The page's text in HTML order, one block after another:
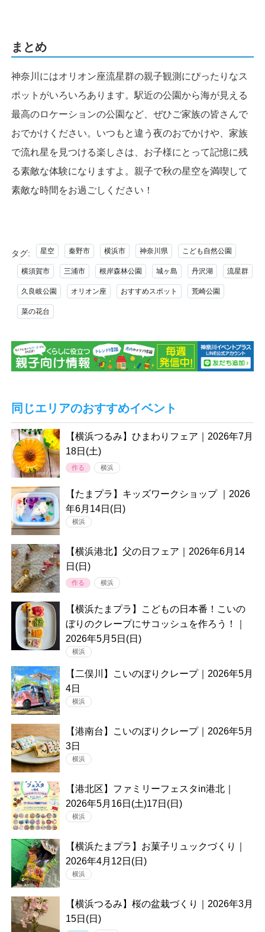
まとめ
神奈川にはオリオン座流星群の親子観測にぴったりなス
ポットがいろいろあります。駅近の公園から海が見える
最高のロケーションの公園など、ぜひご家族の皆さんで
おでかけください。いつもと違う夜のおでかけや、家族
で流れ星を見つける楽しさは、お子様にとって記憶に残
る素敵な体験になりますよ。親子で秋の星空を満喫して
素敵な時間をお過ごしください！
タグ: 星空 秦野市 横浜市 神奈川県 こども自然公園
横須賀市 三浦市 根岸森林公園 城ヶ島 丹沢湖 流星群
久良岐公園 オリオン座 おすすめスポット 荒崎公園
菜の花台
同じエリアのおすすめイベント
【横浜つるみ】ひまわりフェア｜2026年7月
18日(土)
作る 横浜
【たまプラ】キッズワークショップ ｜2026
年6月14日(日)
横浜
【横浜港北】父の日フェア｜2026年6月14
日(日)
作る 横浜
【横浜たまプラ】こどもの日本番！こいの
ぼりのクレープにサコッシュを作ろう！｜
2026年5月5日(日)
横浜
【二俣川】こいのぼりクレープ｜2026年5月
4日
横浜
【港南台】こいのぼりクレープ｜2026年5月
3日
横浜
【港北区】ファミリーフェスタin港北｜
2026年5月16日(土)17日(日)
横浜
【横浜たまプラ】お菓子リュックづくり｜
2026年4月12日(日)
横浜
【横浜つるみ】桜の盆栽づくり｜2026年3月
15日(日)